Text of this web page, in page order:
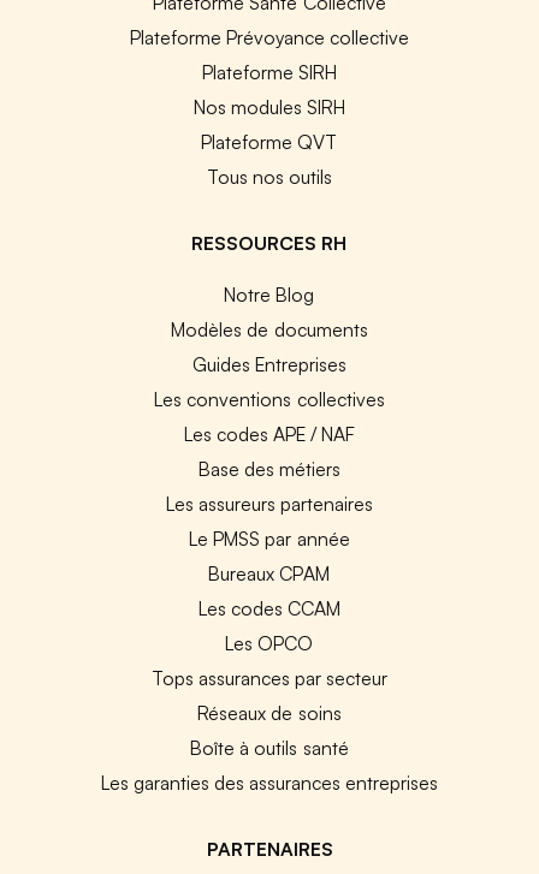
Plateforme Prévoyance collective
Plateforme SIRH
Nos modules SIRH
Plateforme QVT
Tous nos outils
RESSOURCES RH
Notre Blog
Modèles de documents
Guides Entreprises
Les conventions collectives
Les codes APE / NAF
Base des métiers
Les assureurs partenaires
Le PMSS par année
Bureaux CPAM
Les codes CCAM
Les OPCO
Tops assurances par secteur
Réseaux de soins
Boîte à outils santé
Les garanties des assurances entreprises
PARTENAIRES